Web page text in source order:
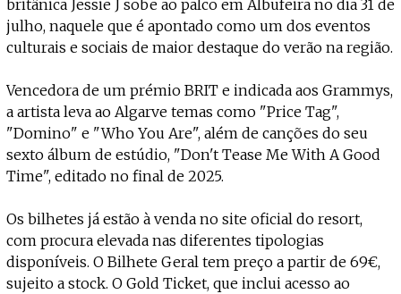
Política de privacidade
Contactar
Política de privacidade - App
britânica Jessie J sobe ao palco em Albufeira no dia 31 de
julho, naquele que é apontado como um dos eventos
culturais e sociais de maior destaque do verão na região.
Vencedora de um prémio BRIT e indicada aos Grammys,
a artista leva ao Algarve temas como "Price Tag",
"Domino" e "Who You Are", além de canções do seu
sexto álbum de estúdio, "Don't Tease Me With A Good
Time", editado no final de 2025.
Os bilhetes já estão à venda no site oficial do resort,
com procura elevada nas diferentes tipologias
disponíveis. O Bilhete Geral tem preço a partir de 69€,
sujeito a stock. O Gold Ticket, que inclui acesso ao